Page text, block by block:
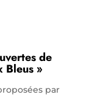
de
Bleus »
par